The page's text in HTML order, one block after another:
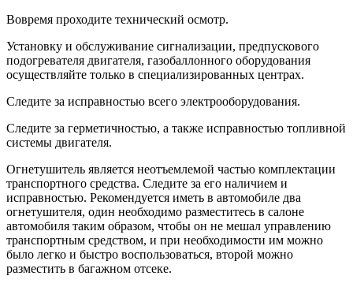
Вовремя проходите технический осмотр.
Установку и обслуживание сигнализации, предпускового
подогревателя двигателя, газобаллонного оборудования
осуществляйте только в специализированных центрах.
Следите за исправностью всего электрооборудования.
Следите за герметичностью, а также исправностью топливной
системы двигателя.
Огнетушитель является неотъемлемой частью комплектации
транспортного средства. Следите за его наличием и
исправностью. Рекомендуется иметь в автомобиле два
огнетушителя, один необходимо разместитесь в салоне
автомобиля таким образом, чтобы он не мешал управлению
транспортным средством, и при необходимости им можно
было легко и быстро воспользоваться, второй можно
разместить в багажном отсеке.